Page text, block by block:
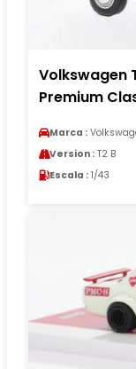
Volkswagen
Premium
Marca :
Version : T2 B
Escala : 1/43